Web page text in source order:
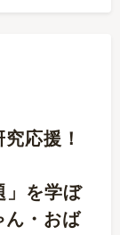
応援！
」を学ぼ
ん・おば